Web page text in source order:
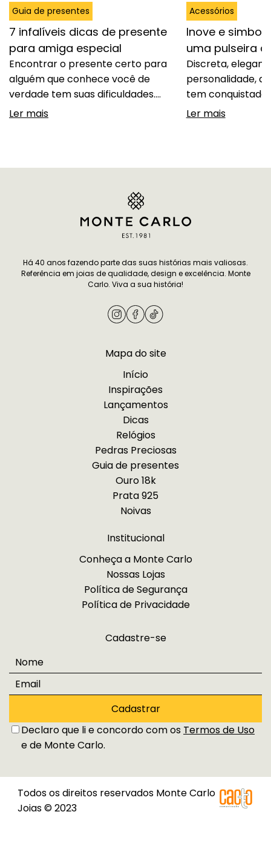
Guia de presentes
7 infalíveis dicas de presente
para amiga especial
Encontrar o presente certo para
alguém que conhece você de
verdade tem suas dificuldades.
Acertar no gosto, demonstrar
dicas de presente para amiga que
pensadas para mulheres que
apreciam joalheria de alto…
Continuar lendo7 infalíveis dicas de
Ler mais
Acessórios
Inove e
uma pulseira
Discreta,
personalidade, a
tem conquistado
espaço entre
compromisso
ou por designs
combinam…
sua união com
namoro
Ler mais
Há 40 anos fazendo parte das suas histórias mais valiosas.
Referência em joias de qualidade, design e excelência. Monte
Carlo. Viva a sua história!
Mapa do site
Início
Inspirações
Lançamentos
Dicas
Relógios
Pedras Preciosas
Guia de presentes
Ouro 18k
Prata 925
Noivas
Institucional
Conheça a Monte Carlo
Nossas Lojas
Política de Segurança
Política de Privacidade
Cadastre-se
Cadastrar
Declaro que li e concordo com os Termos de Uso
e de Monte Carlo.
Todos os direitos reservados Monte Carlo
Joias © 2023